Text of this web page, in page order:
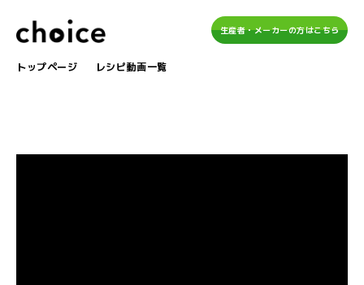
トップページ レシピ動画一覧
生産者・メーカーの方はこちら